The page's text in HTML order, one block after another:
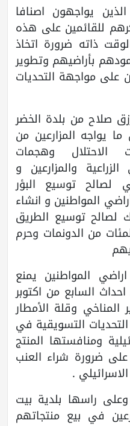
يواجهون اصنافا
للقائمين على هذه
ذاته ضرورة اتخاذ
بأراضيهم وتطوير
على مواجهة التحديات
صلاح من بلدة الخضر
يواجه المزارعين من
الاحتلال وهجمات
والمزارعين و
لصالح توسيع البؤر
المواطنين و انشاء
لصالح توسيع الطريق
ابتلع المئات من الدونمات وحرم
70% من اراضي المواطنين يمنع
السابع من اكتوبر
المناخي وقلة الأمطار
التسويقية في
ومنافستها المنتج
ضرورة شراء العنب
.
راسها بلدية بيت
في بيع منتجاتهم